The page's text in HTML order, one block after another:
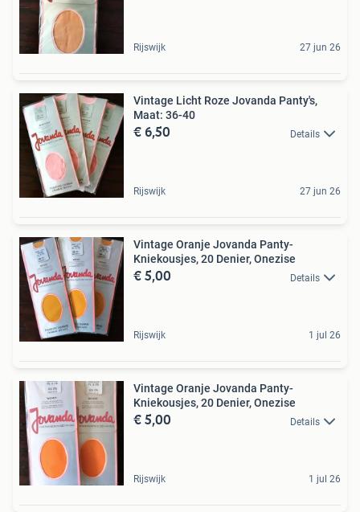
Rijswijk 27 jun 26
Vintage Licht Roze Jovanda Panty's,
Maat: 36-40
€ 6,50 Details
Rijswijk 27 jun 26
Vintage Oranje Jovanda Panty-
Kniekousjes, 20 Denier, Onezise
€ 5,00 Details
Rijswijk 1 jul 26
Vintage Oranje Jovanda Panty-
Kniekousjes, 20 Denier, Onezise
€ 5,00 Details
Rijswijk 1 jul 26